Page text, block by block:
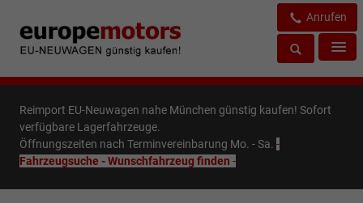
Anrufen
Reimport EU-Neuwagen nahe München günstig kaufen! Sofort
verfügbare Lagerfahrzeuge.
Öffnungszeiten nach Terminvereinbarung Mo. - Sa. -
Fahrzeugsuche - Wunschfahrzeug finden -